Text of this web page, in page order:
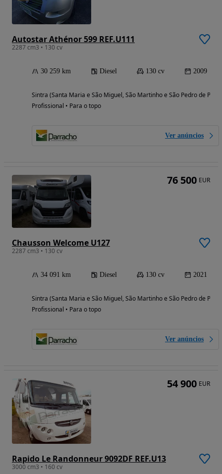
Autostar Athénor 599 REF.U111
2287 cm3 • 130 cv
30 259 km Diesel 130 cv 2009
Sintra (Santa Maria e São Miguel, São Martinho e São Pedro de
Profissional • Para o topo
Ver anúncios
Chausson Welcome U127
2287 cm3 • 130 cv
34 091 km Diesel 130 cv 2021
Sintra (Santa Maria e São Miguel, São Martinho e São Pedro de
Profissional • Para o topo
Ver anúncios
76 500 EUR
Rapido Le Randonneur 9092DF REF.U13
3000 cm3 • 160 cv
54 900 EUR